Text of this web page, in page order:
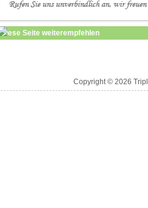
Diese Seite weiterempfehlen
Copyright © 2026